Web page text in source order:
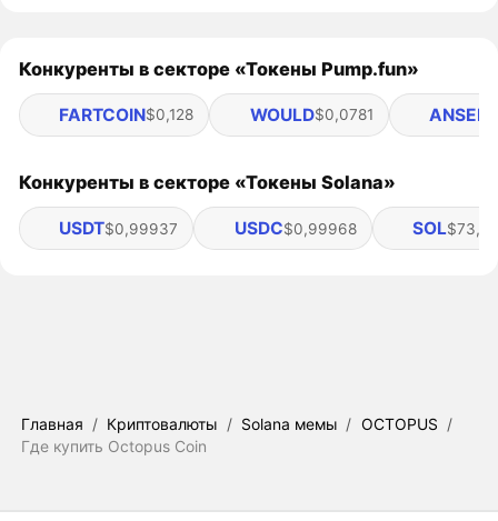
Конкуренты в секторе «Токены Pump.fun»
FARTCOIN$0,128 WOULD$0,0781 ANSEM
Конкуренты в секторе «Токены Solana»
USDT$0,99937 USDC$0,99968 SOL
Главная / Криптовалюты / Solana мемы / OCTOPUS /
Где купить Octopus Coin